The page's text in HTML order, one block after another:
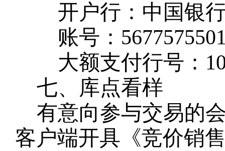
开户行：中国银
账号：
大额支付行号：
七、库点看样
有意向参与交易的
客户端开具《竞价销